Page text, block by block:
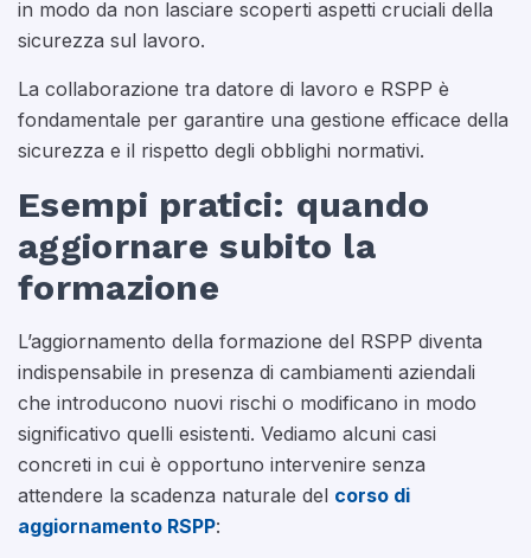
in modo da non lasciare scoperti aspetti cruciali della
sicurezza sul lavoro.
La collaborazione tra datore di lavoro e RSPP è
fondamentale per garantire una gestione efficace della
sicurezza e il rispetto degli obblighi normativi.
Esempi pratici: quando
aggiornare subito la
formazione
L’aggiornamento della formazione del RSPP diventa
indispensabile in presenza di cambiamenti aziendali
che introducono nuovi rischi o modificano in modo
significativo quelli esistenti. Vediamo alcuni casi
concreti in cui è opportuno intervenire senza
attendere la scadenza naturale del corso di
aggiornamento RSPP: